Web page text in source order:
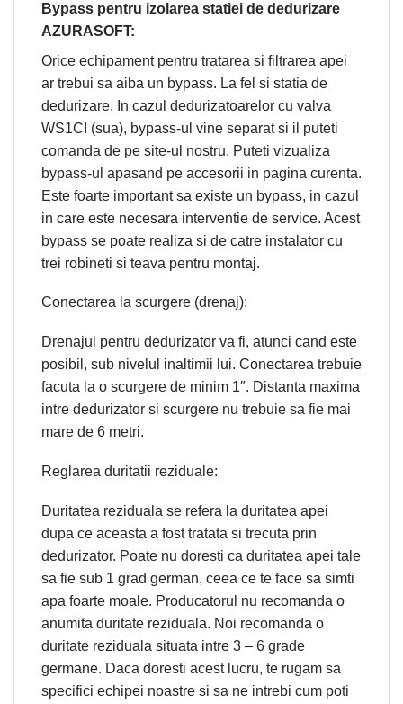
Bypass pentru izolarea statiei de dedurizare
AZURASOFT:
Orice echipament pentru tratarea si filtrarea apei
ar trebui sa aiba un bypass. La fel si statia de
dedurizare. In cazul dedurizatoarelor cu valva
WS1CI (sua), bypass-ul vine separat si il puteti
comanda de pe site-ul nostru. Puteti vizualiza
bypass-ul apasand pe accesorii in pagina curenta.
Este foarte important sa existe un bypass, in cazul
in care este necesara interventie de service. Acest
bypass se poate realiza si de catre instalator cu
trei robineti si teava pentru montaj.
Conectarea la scurgere (drenaj):
Drenajul pentru dedurizator va fi, atunci cand este
posibil, sub nivelul inaltimii lui. Conectarea trebuie
facuta la o scurgere de minim 1″. Distanta maxima
intre dedurizator si scurgere nu trebuie sa fie mai
mare de 6 metri.
Reglarea duritatii reziduale:
Duritatea reziduala se refera la duritatea apei
dupa ce aceasta a fost tratata si trecuta prin
dedurizator. Poate nu doresti ca duritatea apei tale
sa fie sub 1 grad german, ceea ce te face sa simti
apa foarte moale. Producatorul nu recomanda o
anumita duritate reziduala. Noi recomanda o
duritate reziduala situata intre 3 – 6 grade
germane. Daca doresti acest lucru, te rugam sa
specifici echipei noastre si sa ne intrebi cum poti